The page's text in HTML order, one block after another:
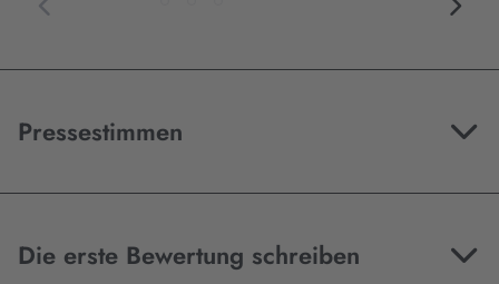
Pressestimmen
Die erste Bewertung schreiben